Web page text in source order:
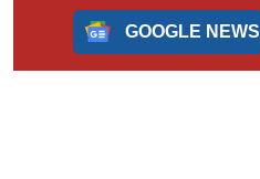
GOOGLE NEWS